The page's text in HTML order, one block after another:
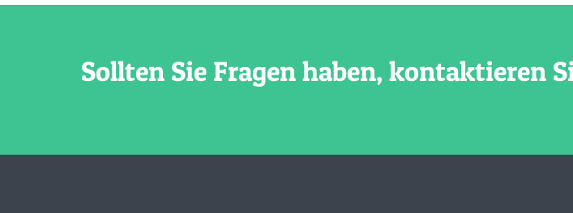
Sollten Sie Fragen haben, kontaktieren